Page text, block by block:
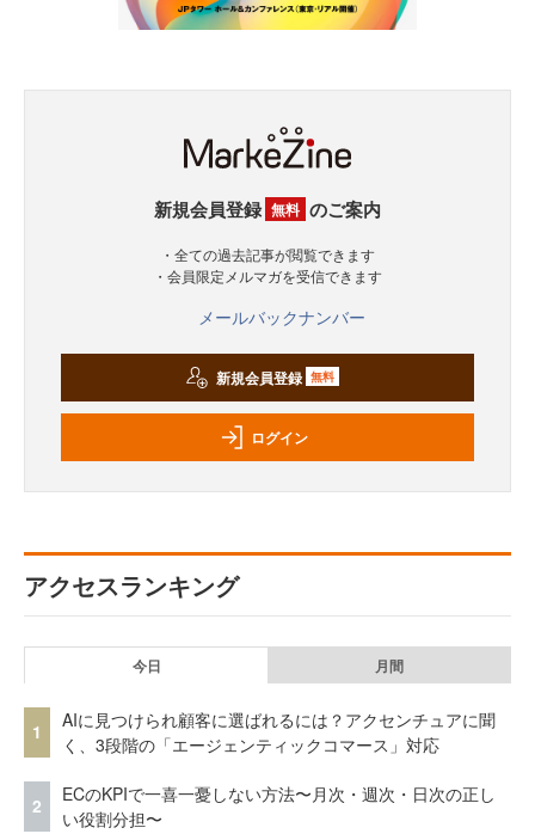
新規会員登録 無料 のご案内
・全ての過去記事が閲覧できます
・会員限定メルマガを受信できます
メールバックナンバー
新規会員登録 無料
ログイン
アクセスランキング
今日 月間
1
AIに見つけられ顧客に選ばれるには？アクセンチュアに聞
く、3段階の「エージェンティックコマース」対応
2
ECのKPIで一喜一憂しない方法〜月次・週次・日次の正し
い役割分担〜